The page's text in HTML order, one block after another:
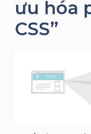
ưu hóa
CSS”